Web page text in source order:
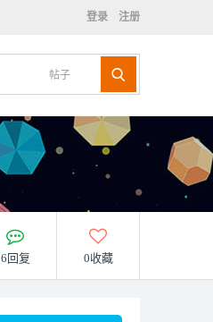
登录 注册
帖子
6回复 0收藏